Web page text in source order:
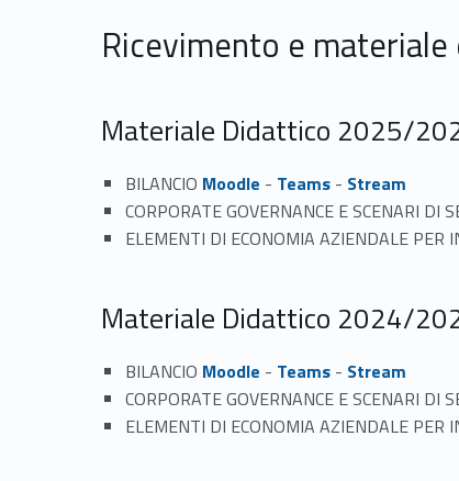
Ricevimento e
Materiale Didattico 2025/
BILANCIO Moodle - Teams - Stream
CORPORATE GOVERNANCE E SCENARI DI
ELEMENTI DI ECONOMIA AZIENDALE PER
Materiale Didattico 2024/
BILANCIO Moodle - Teams - Stream
CORPORATE GOVERNANCE E SCENARI DI
ELEMENTI DI ECONOMIA AZIENDALE PER